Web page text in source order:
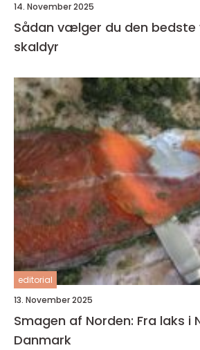
14. November 2025
Sådan vælger du den bedste
skaldyr
editorial
13. November 2025
Smagen af Norden: Fra laks i
Danmark